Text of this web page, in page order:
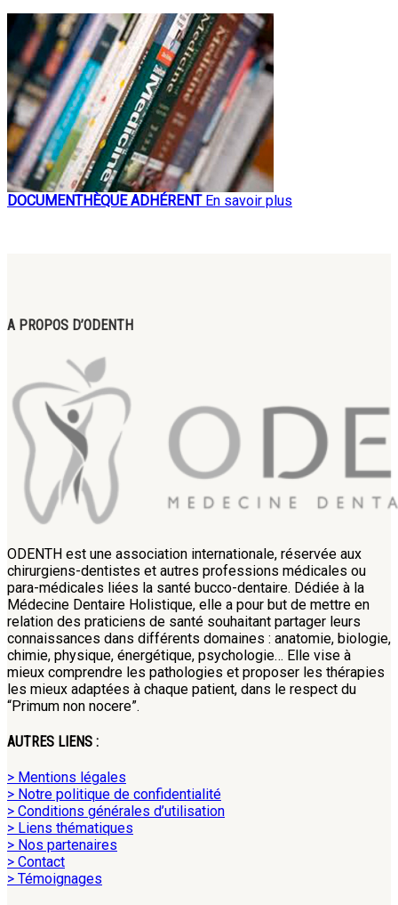
DOCUMENTHÈQUE ADHÉRENT En savoir plus
A PROPOS D’ODENTH
ODENTH est une association internationale, réservée aux
chirurgiens-dentistes et autres professions médicales ou
para-médicales liées la santé bucco-dentaire. Dédiée à la
Médecine Dentaire Holistique, elle a pour but de mettre en
relation des praticiens de santé souhaitant partager leurs
connaissances dans différents domaines : anatomie, biologie,
chimie, physique, énergétique, psychologie… Elle vise à
mieux comprendre les pathologies et proposer les thérapies
les mieux adaptées à chaque patient, dans le respect du
“Primum non nocere”.
AUTRES LIENS :
> Mentions légales
> Notre politique de confidentialité
> Conditions générales d’utilisation
> Liens thématiques
> Nos partenaires
> Contact
> Témoignages